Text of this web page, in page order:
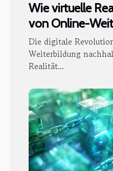
Wie virtuelle
von Online-
steigert
Die digitale
Weiterbildung
Realität...